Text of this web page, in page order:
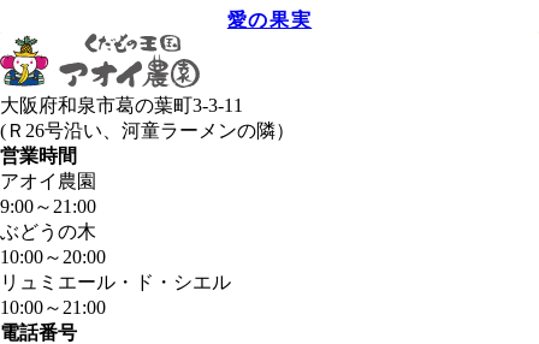
愛の果実
大阪府和泉市葛の葉町3-3-11
(Ｒ26号沿い、河童ラーメンの隣）
営業時間
アオイ農園
9:00～ 21:00
ぶどうの木
10:00～ 20:00
リュミエール・ド・シエル
10:00～ 21:00
電話番号